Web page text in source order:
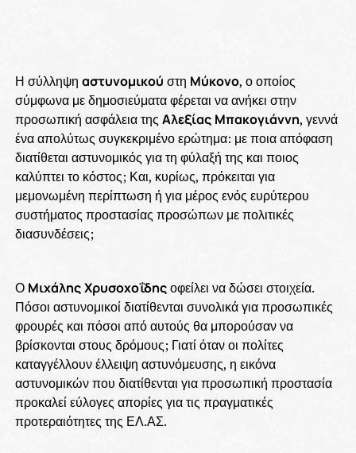
Η σύλληψη αστυνομικού στη Μύκονο, ο οποίος
σύμφωνα με δημοσιεύματα φέρεται να ανήκει στην
προσωπική ασφάλεια της Αλεξίας Μπακογιάννη, γεννά
ένα απολύτως συγκεκριμένο ερώτημα: με ποια απόφαση
διατίθεται αστυνομικός για τη φύλαξή της και ποιος
καλύπτει το κόστος; Και, κυρίως, πρόκειται για
μεμονωμένη περίπτωση ή για μέρος ενός ευρύτερου
συστήματος προστασίας προσώπων με πολιτικές
διασυνδέσεις;
Ο ΜιχάληςΧρυσοχοΐδηςοφείλει να δώσει στοιχεία.
Πόσοι αστυνομικοί διατίθενται συνολικά για προσωπικές
φρουρές και πόσοι από αυτούς θα μπορούσαν να
βρίσκονται στους δρόμους; Γιατί όταν οι πολίτες
καταγγέλλουν έλλειψη αστυνόμευσης, η εικόνα
αστυνομικών που διατίθενται για προσωπική προστασία
προκαλεί εύλογες απορίες για τις πραγματικές
προτεραιότητες της ΕΛ.ΑΣ.